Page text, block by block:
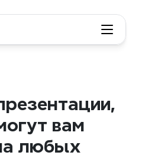
вам
любых